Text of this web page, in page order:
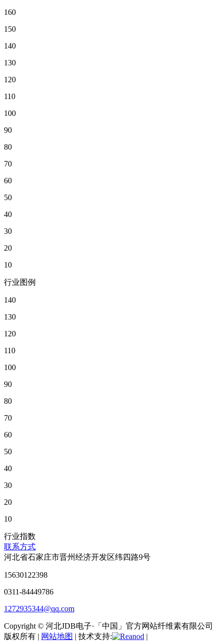
160
150
140
130
120
110
100
90
80
70
60
50
40
30
20
10
行业图例
140
130
120
110
100
90
80
70
60
50
40
30
20
10
行业指数
联系方式
河北省石家庄市晋州经济开发区纬四路9号
15630122398
0311-84449786
1272935344@qq.com
Copyright © 河北JDB电子·「中国」官方网站纤维素有限公司
版权所有 | 网站地图 | 技术支持: |